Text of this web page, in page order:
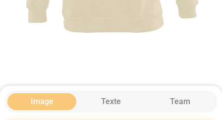
Image Texte Team